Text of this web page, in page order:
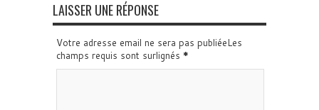
LAISSER UNE RÉPONSE
Votre adresse email ne sera pas publiéeLes
champs requis sont surlignés *